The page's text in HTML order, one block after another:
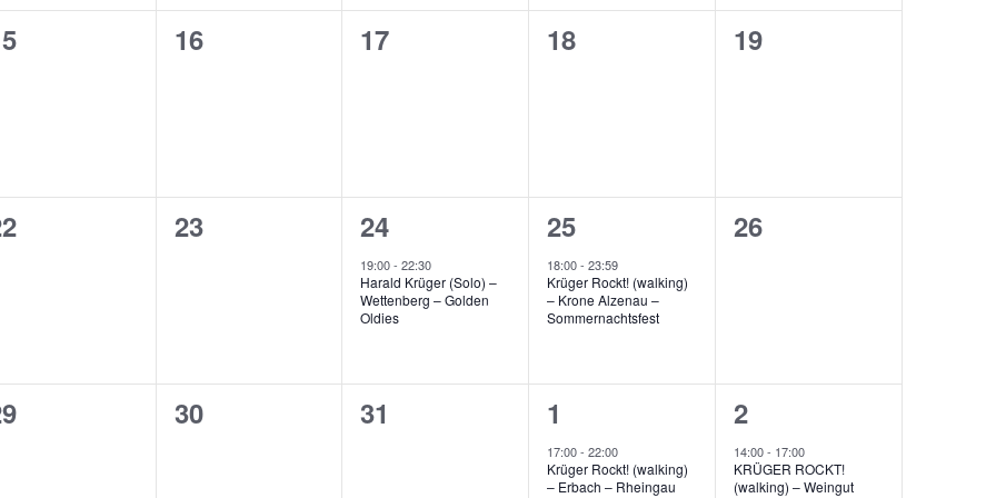
0
16
0
17
0
18
0
19
0
Veranstaltungen,
23
1
Veranstaltung,
24
19:00-22:30
Harald Krüger (Solo) –
Wettenberg – Golden
Oldies
1
Veranstaltung,
25
18:00-23:59
Krüger Rockt! (walking)
– Krone Alzenau –
Sommernachtsfest
0
26
0
30
0
Veranstaltungen,
31
1
Veranstaltung,
1
17:00-22:00
Krüger Rockt! (walking)
– Erbach – Rheingau
1
Veranstaltung,
2
14:00- 17:00
KRÜGER ROCKT!
(walking) – Weingut